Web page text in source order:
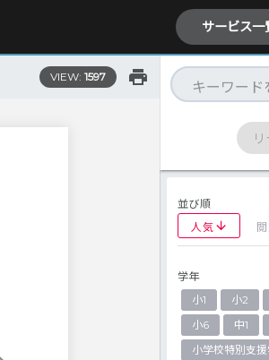
サービス一
VIEW: 1597
並び順
人気
学年
小1
小2
小6
中1
小学校特別支